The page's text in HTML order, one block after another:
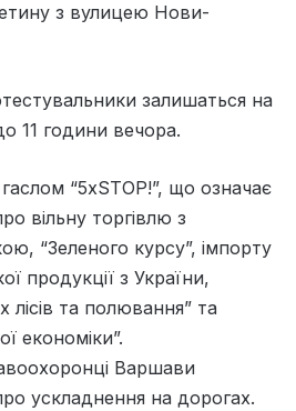
з вулицею Нови-
залишаться на
11 години вечора.
“5xSTOP!”, що означає
вільну торгівлю з
“Зеленого курсу”, імпорту
продукції з України,
лісів та полювання” та
економіки”.
Варшави
ускладнення на дорогах.